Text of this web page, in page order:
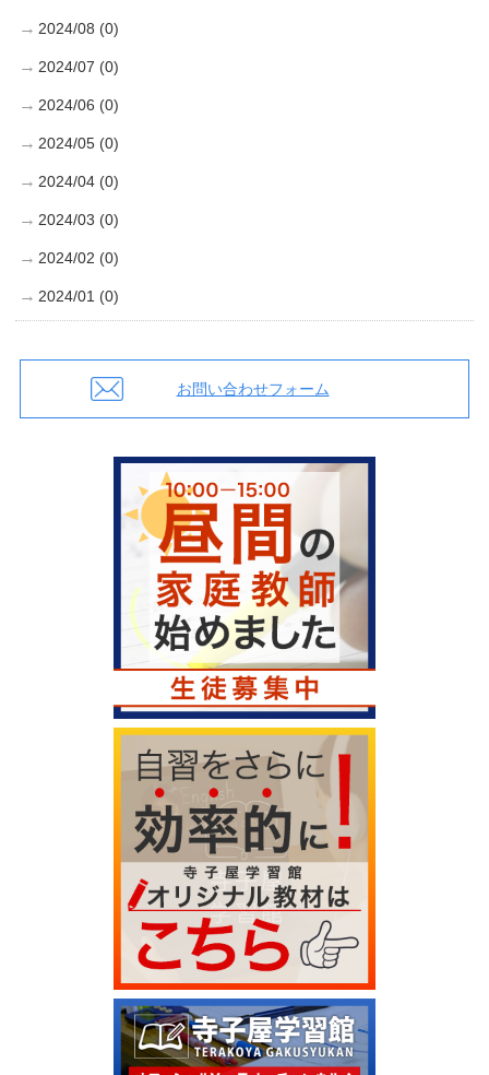
2024/08 (0)
2024/07 (0)
2024/06 (0)
2024/05 (0)
2024/04 (0)
2024/03 (0)
2024/02 (0)
2024/01 (0)
お問い合わせフォーム